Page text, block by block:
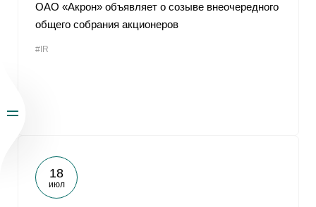
ОАО «Акрон» объявляет о созыве внеочередного
общего собрания акционеров
#IR
18
июл